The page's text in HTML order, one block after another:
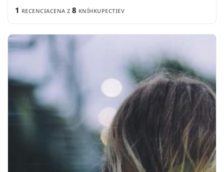
1 RECENCIACENA Z 8 KNÍHKUPECTIEV